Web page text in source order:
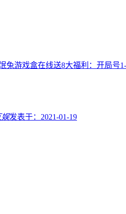
游戏盒在线送8大福利：开局号
娱发表于： 2021-01-19